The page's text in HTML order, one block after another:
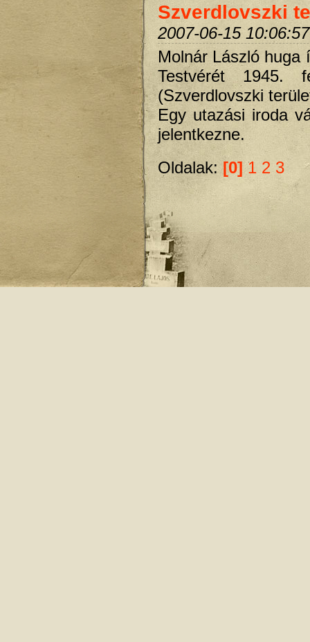
Szverdlovszki
2007-06-15 10:06:57
Molnár László huga
Testvérét 1945.
(Szverdlovszki
Egy utazási iroda
jelentkezne.
Oldalak: [0] 1 2 3